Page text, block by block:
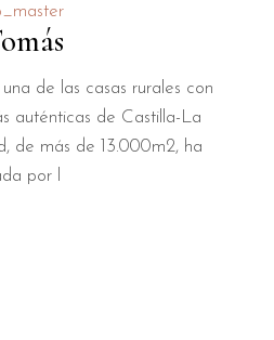
de las casas rurales con
auténticas de Castilla-La
de más de 13.000m2, ha
por l